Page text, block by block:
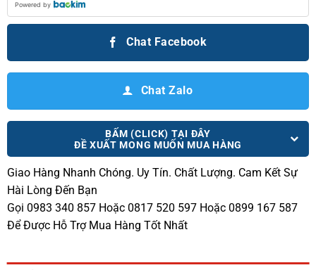
Powered by
Chat Facebook
Chat Zalo
BẤM (CLICK) TẠI ĐÂY
ĐỀ XUẤT MONG MUỐN MUA HÀNG
Giao Hàng Nhanh Chóng. Uy Tín. Chất Lượng. Cam Kết Sự
Hài Lòng Đến Bạn
Gọi 0983 340 857 Hoặc 0817 520 597 Hoặc 0899 167 587
Để Được Hỗ Trợ Mua Hàng Tốt Nhất